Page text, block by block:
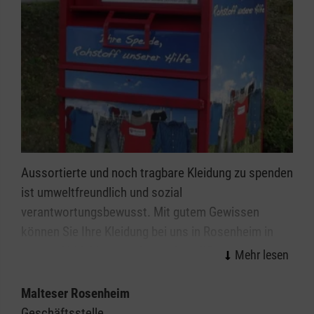
Aussortierte und noch tragbare Kleidung zu spenden
ist umweltfreundlich und sozial
verantwortungsbewusst. Mit gutem Gewissen
unsere Altkleidercontainer geben. Wir garantieren
Verwertung. Mit den Erlösen aus dem Verkauf Ihrer
Altkleiderspenden finanzieren wir unsere sozialen
Malteser Rosenheim